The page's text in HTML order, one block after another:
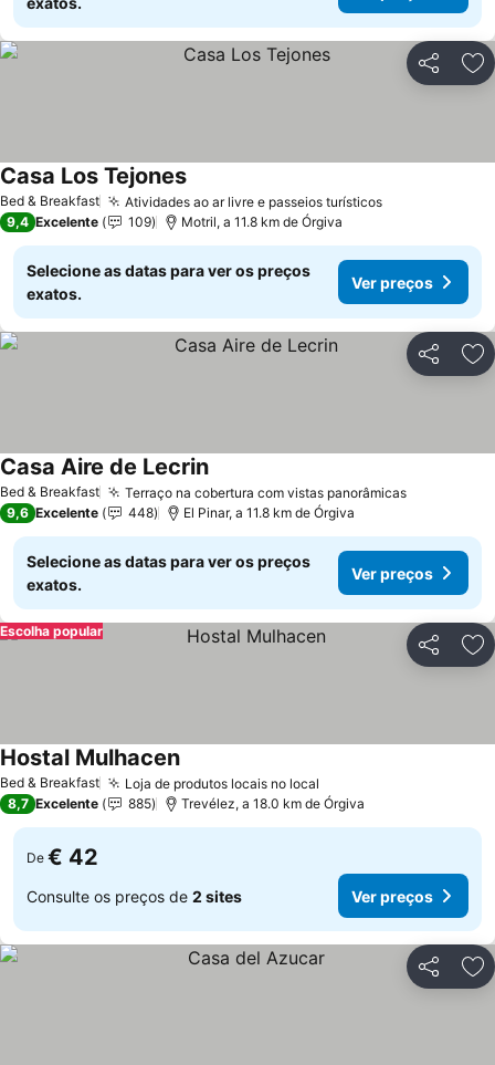
Partilhar
Bed & Breakfast Atividades ao ar livre e passeios turísticosVer preços
Casa Los TejonesVer preços
9,4 Excelente 109 Motril, a 11.8 km de Órgiva
Selecione as datas para ver os preços
exatos.
Ver preços
Partilhar
Bed & Breakfast Terraço na cobertura com vistas panorâmicasVer preços
Casa Aire de LecrinVer preços
9,6 Excelente 448 El Pinar, a 11.8 km de Órgiva
Selecione as datas para ver os preços
exatos.
Ver preços
Partilhar
Escolha popular
Bed & Breakfast Loja de produtos locais no local
Hostal MulhacenVer preços
8,7 Excelente 885 Trevélez, a 18.0 km de Órgiva
De € 42
Consulte os preços de 2 sites Ver preços
Partilhar